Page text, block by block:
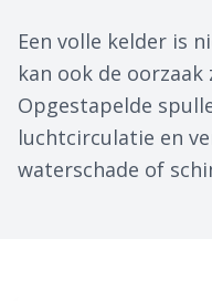
Een volle kelder is
kan ook de
Opgestapelde
luchtcirculatie en
waterschade of